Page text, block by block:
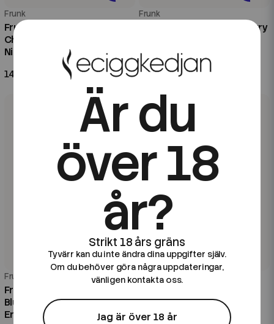
Frunk
Frunk Bar Cube ZERO |
Cherry Sour Raspberry |
Nikotinfri Engångsvape
149 kr
Frunk
Frunk Bar Cube ZERO | Berry
Engångsvape
149 kr
Frunk
Frunk Bar Cube ZERO | Sour
Blueberries | Nikotinfri
Engångsvape
Frunk
Blueberry Peach Ice |
Nikotinfri Engångsvape
Är du
över 18
år?
Tyvärr kan du inte ändra dina uppgifter själv.
Om du behöver göra några uppdateringar,
vänligen kontakta oss.
Jag är över 18 år